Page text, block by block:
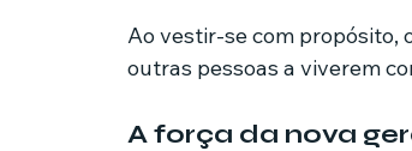
Ao vestir-se com propósito,
outras pessoas a viverem
A força da nova